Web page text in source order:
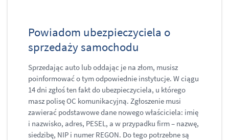
Powiadom ubezpieczyciela o
sprzedaży samochodu
Sprzedając auto lub oddając je na złom, musisz
poinformować o tym odpowiednie instytucje. W ciągu
14 dni zgłoś ten fakt do ubezpieczyciela, u którego
masz polisę OC komunikacyjną. Zgłoszenie musi
zawierać podstawowe dane nowego właściciela: imię
i nazwisko, adres, PESEL, a w przypadku firm – nazwę,
siedzibę, NIP i numer REGON. Do tego potrzebne są